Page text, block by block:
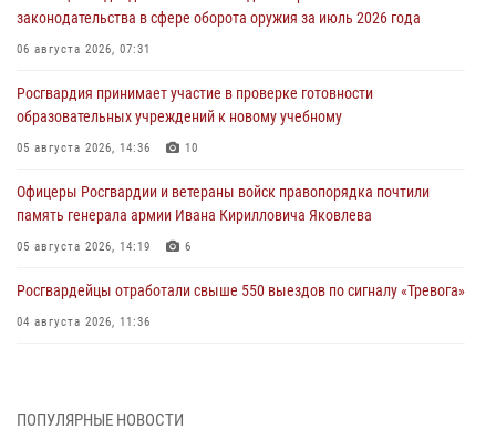
законодательства в сфере оборота оружия за июль 2026 года
06 августа 2026, 07:31
Росгвардия принимает участие в проверке готовности
образовательных учреждений к новому учебному
05 августа 2026, 14:36 10
Офицеры Росгвардии и ветераны войск правопорядка почтили
память генерала армии Ивана Кирилловича Яковлева
05 августа 2026, 14:19 6
Росгвардейцы отработали свыше 550 выездов по сигналу «Тревога»
04 августа 2026, 11:36
04 августа 2026, 09:05
ПОПУЛЯРНЫЕ НОВОСТИ